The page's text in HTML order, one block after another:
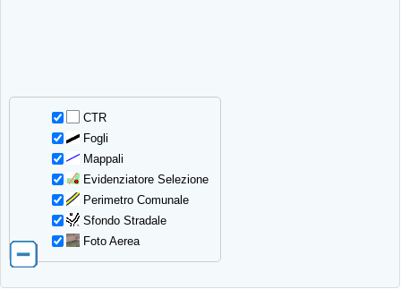
CTR
Fogli
Mappali
Evidenziatore Selezione
Perimetro Comunale
Sfondo Stradale
Foto Aerea